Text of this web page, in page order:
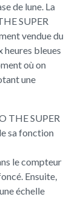
de lune. La
SUPER
vendue du
heures bleues
où on
une
THE SUPER
sa fonction
le compteur
Ensuite,
échelle